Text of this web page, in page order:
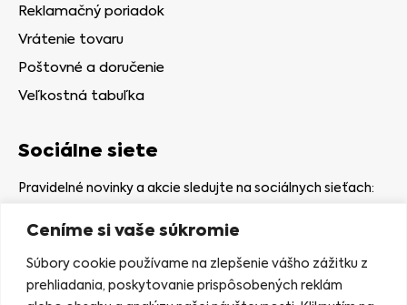
Ceníme si vaše súkromie
Súbory cookie používame na zlepšenie vášho zážitku z
prehliadania, poskytovanie prispôsobených reklám
Reklamačný poriadok
Vrátenie tovaru
Poštovné a doručenie
Veľkostná tabuľka
Sociálne siete
Pravidelné novinky a akcie sledujte na sociálnych sieťach: